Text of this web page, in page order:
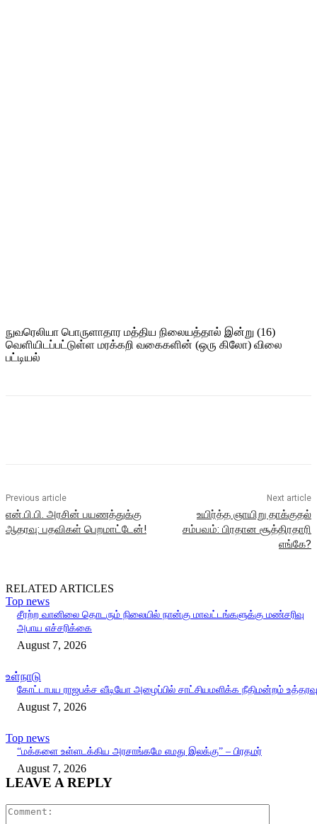
நுவரெலியா பொருளாதார மத்திய நிலையத்தால் இன்று (16)
வெளியிடப்பட்டுள்ள மரக்கறி வகைகளின் (ஒரு கிலோ) விலை
பட்டியல்
Previous article
என்.பி.பி. அரசின் பயணத்துக்கு
ஆதரவு: பதவிகள் பெறமாட்டேன்!
Next article
உயிர்த்த ஞாயிறு தாக்குதல்
சம்பவம்: பிரதான சூத்திரதாரி
எங்கே?
RELATED ARTICLES
Top news
சீரற்ற வானிலை தொடரும் நிலையில் நான்கு மாவட்டங்களுக்கு மண்சரிவு
அபாய எச்சரிக்கை
August 7, 2026
உள்நாடு
கோட்டாபய ராஜபக்ச வீடியோ அழைப்பில் சாட்சியமளிக்க நீதிமன்றம் உத்தரவு
August 7, 2026
Top news
“மக்களை உள்ளடக்கிய அரசாங்கமே எமது இலக்கு” – பிரதமர்
August 7, 2026
LEAVE A REPLY